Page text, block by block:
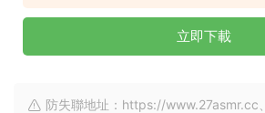
立即下載
防失聯地址：https://www.27asmr.cc、